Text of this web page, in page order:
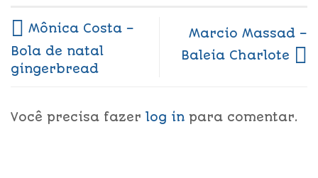
Mônica Costa –
Bola de natal
gingerbread
Marcio Massad –
Baleia Charlote
Você precisa fazer log in para comentar.